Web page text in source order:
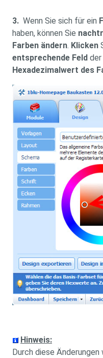
3. Wenn Sie sich für ein
haben, können Sie
Farben ändern. Klicken
entsprechende Feld der
Hexadezimalwert des
Hinweis:
Durch diese